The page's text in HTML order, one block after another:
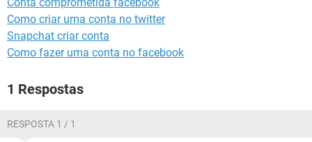
Como criar uma conta no twitter
Snapchat criar conta
Como fazer uma conta no facebook
1 Respostas
RESPOSTA 1 / 1